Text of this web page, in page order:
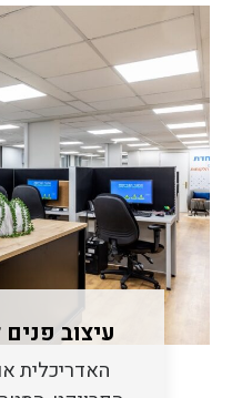
עיצוב
האדריכלית